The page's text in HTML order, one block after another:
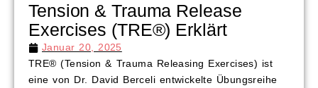
Tension & Trauma Release
Exercises (TRE®) Erklärt
Januar 20, 2025
TRE® (Tension & Trauma Releasing Exercises) ist
eine von Dr. David Berceli entwickelte Übungsreihe